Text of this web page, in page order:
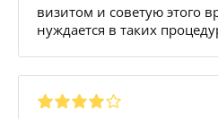
визитом и советую этого
нуждается в таких